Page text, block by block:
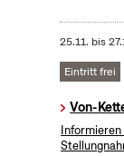
25.11. bis
Eintritt frei
Von-
Informieren